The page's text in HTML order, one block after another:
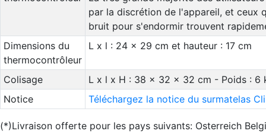
par la discrétion de l'appareil, et ceux
bruit pour s'endormir trouvent
Dimensions du
thermocontrôleur
L x l : 24 x 29 cm et hauteur : 17 cm
Colisage
L x l x H : 38 x 32 x 32 cm - Poids : 6
Notice
Téléchargez la notice du surmatelas
(*)Livraison offerte pour les pays suivants: Osterreich